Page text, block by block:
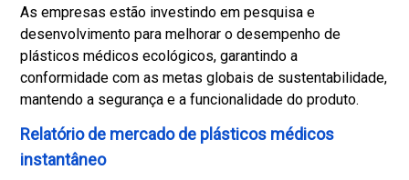
As empresas estão investindo em pesquisa e
desenvolvimento para melhorar o desempenho de
plásticos médicos ecológicos, garantindo a
conformidade com as metas globais de sustentabilidade,
mantendo a segurança e a funcionalidade do produto.
Relatório de mercado de plásticos médicos
instantâneo